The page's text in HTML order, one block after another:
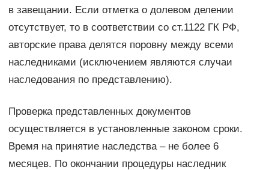
в завещании. Если отметка о долевом делении
отсутствует, то в соответствии со ст.1122 ГК РФ,
авторские права делятся поровну между всеми
наследниками (исключением являются случаи
наследования по представлению).
Проверка представленных документов
осуществляется в установленные законом сроки.
Время на принятие наследства – не более 6
месяцев. По окончании процедуры наследник